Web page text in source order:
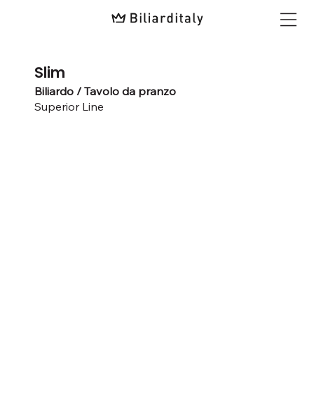
Slim
Biliardo / Tavolo da pranzo
Superior Line